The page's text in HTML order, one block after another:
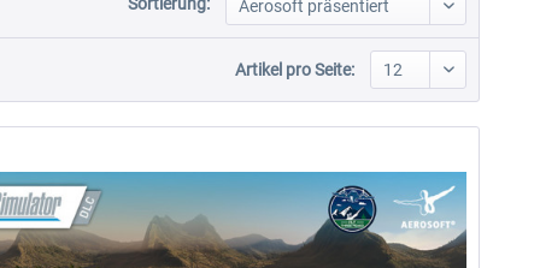
Artikel pro Seite: